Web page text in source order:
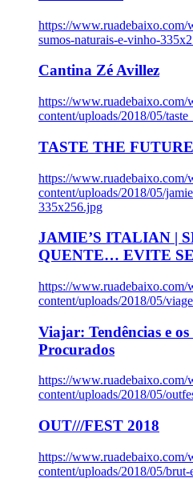
https://www.ruadebaixo.com/
sumos-naturais-e-vinho-
Cantina Zé Avillez
https://www.ruadebaixo.com/
content/uploads/2018/05/
TASTE THE FUTURE
https://www.ruadebaixo.com/
content/uploads/2018/05/
335x256.jpg
JAMIE’S ITALIAN |
QUENTE… EVITE
https://www.ruadebaixo.com/
content/uploads/2018/05/
Viajar: Tendências e
Procurados
https://www.ruadebaixo.com/
content/uploads/2018/05/
OUT///FEST 2018
https://www.ruadebaixo.com/
content/uploads/2018/05/